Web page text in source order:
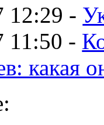
12:29 -
11:50 -
какая